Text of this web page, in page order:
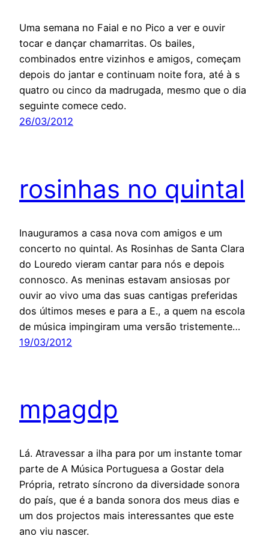
Uma semana no Faial e no Pico a ver e ouvir
tocar e dançar chamarritas. Os bailes,
combinados entre vizinhos e amigos, começam
depois do jantar e continuam noite fora, até à s
quatro ou cinco da madrugada, mesmo que o dia
seguinte comece cedo.
26/03/2012
rosinhas no quintal
Inauguramos a casa nova com amigos e um
concerto no quintal. As Rosinhas de Santa Clara
do Louredo vieram cantar para nós e depois
connosco. As meninas estavam ansiosas por
ouvir ao vivo uma das suas cantigas preferidas
dos últimos meses e para a E., a quem na escola
de música impingiram uma versão tristemente…
19/03/2012
mpagdp
Lá. Atravessar a ilha para por um instante tomar
parte de A Música Portuguesa a Gostar dela
Própria, retrato síncrono da diversidade sonora
do país, que é a banda sonora dos meus dias e
um dos projectos mais interessantes que este
ano viu nascer.